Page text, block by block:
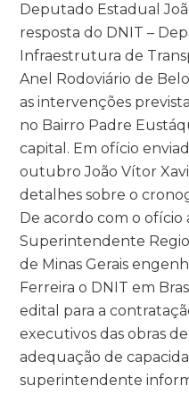
Deputado Estadual
resposta do DNIT –
Infraestrutura de
Anel Rodoviário de
as intervenções
no Bairro Padre
capital. Em ofício
outubro João Vítor
detalhes sobre o
De acordo com o ofício
Superintendente
de Minas Gerais
Ferreira o DNIT em
edital para a
executivos das obras
adequação de
superintendente